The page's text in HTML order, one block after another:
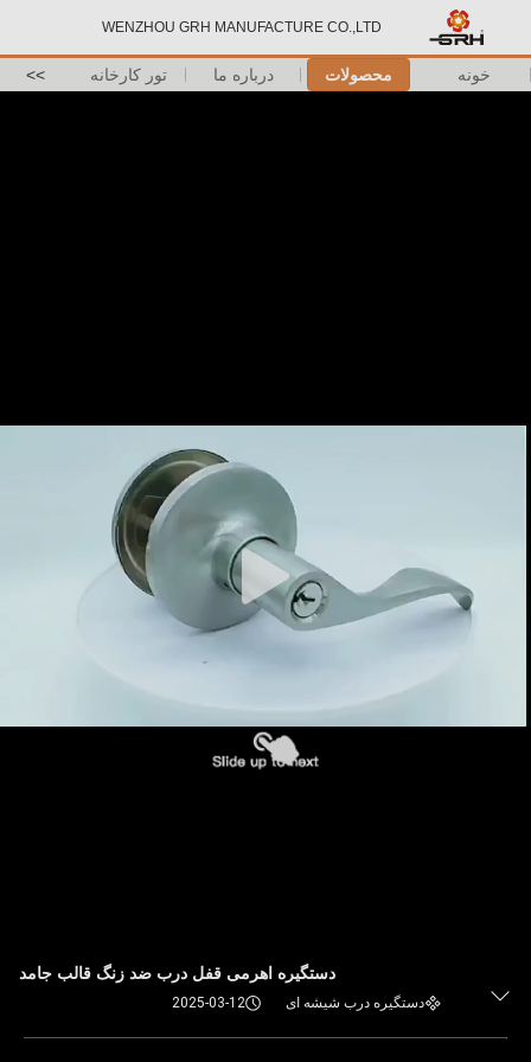
WENZHOU GRH MANUFACTURE CO.,LTD
خونه محصولات درباره ما تور کارخانه >>
دستگیره اهرمی قفل درب ضد زنگ قالب جامد
دستگیره درب شیشه ای 2025-03-12